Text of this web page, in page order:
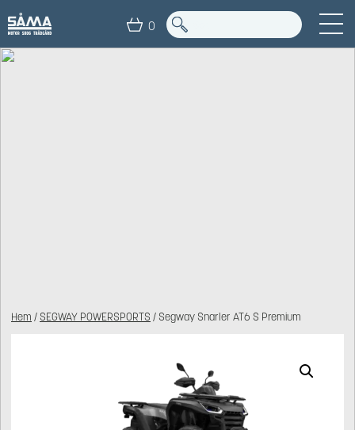
0
Hem / SEGWAY POWERSPORTS / Segway Snarler AT6 S Premium